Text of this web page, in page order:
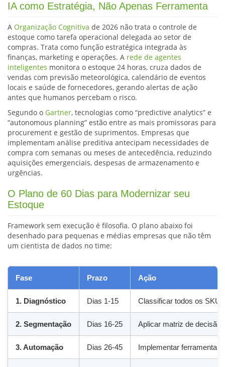
IA como Estratégia, Não Apenas Ferramenta
A Organização Cognitiva de 2026 não trata o controle de
estoque como tarefa operacional delegada ao setor de
compras. Trata como função estratégica integrada às
finanças, marketing e operações. A rede de agentes
inteligentes monitora o estoque 24 horas, cruza dados de
vendas com previsão meteorológica, calendário de eventos
locais e saúde de fornecedores, gerando alertas de ação
antes que humanos percebam o risco.
Segundo o Gartner, tecnologias como “predictive analytics” e
“autonomous planning” estão entre as mais promissoras para
procurement e gestão de suprimentos. Empresas que
implementam análise preditiva antecipam necessidades de
compra com semanas ou meses de antecedência, reduzindo
aquisições emergenciais, despesas de armazenamento e
urgências.
O Plano de 60 Dias para Modernizar seu
Estoque
Framework sem execução é filosofia. O plano abaixo foi
desenhado para pequenas e médias empresas que não têm
um cientista de dados no time:
Fase Prazo Ação
1. Diagnóstico Dias 1-15 Classificar todos os
2. Segmentação Dias 16-25 Aplicar matriz de decisão
3. Automação Dias 26-45 Implementar ferramenta